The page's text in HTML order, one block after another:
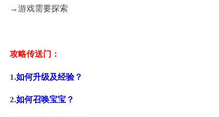
→游戏需要探索
攻略传送门：
1.如何升级及经验？
2.如何召唤宝宝？